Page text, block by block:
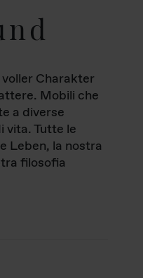
Charakter
Mobili che
a diverse
vita. Tutte le
Leben, la nostra
filosofia